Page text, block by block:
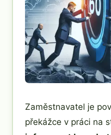
Zaměstnavatel je
překážce v práci na